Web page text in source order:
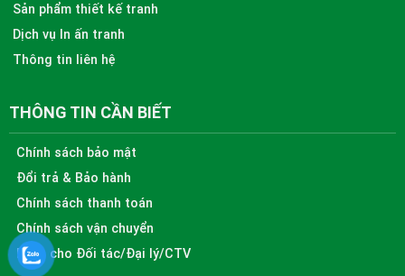
Sản phẩm thiết kế tranh
Dịch vụ In ấn tranh
Thông tin liên hệ
THÔNG TIN CẦN BIẾT
Chính sách bảo mật
Đổi trả & Bảo hành
Chính sách thanh toán
Chính sách vận chuyển
Dành cho Đối tác/Đại lý/CTV